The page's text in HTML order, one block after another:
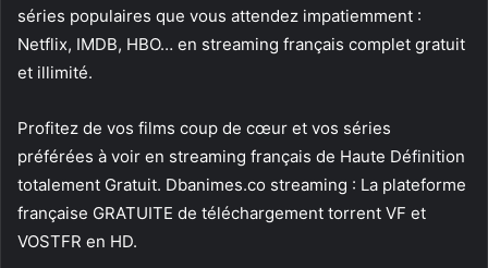
séries populaires que vous attendez impatiemment :
Netflix, IMDB, HBO… en streaming français complet gratuit
et illimité.
Profitez de vos films coup de cœur et vos séries
préférées à voir en streaming français de Haute Définition
totalement Gratuit. Dbanimes.co streaming : La plateforme
française GRATUITE de téléchargement torrent VF et
VOSTFR en HD.